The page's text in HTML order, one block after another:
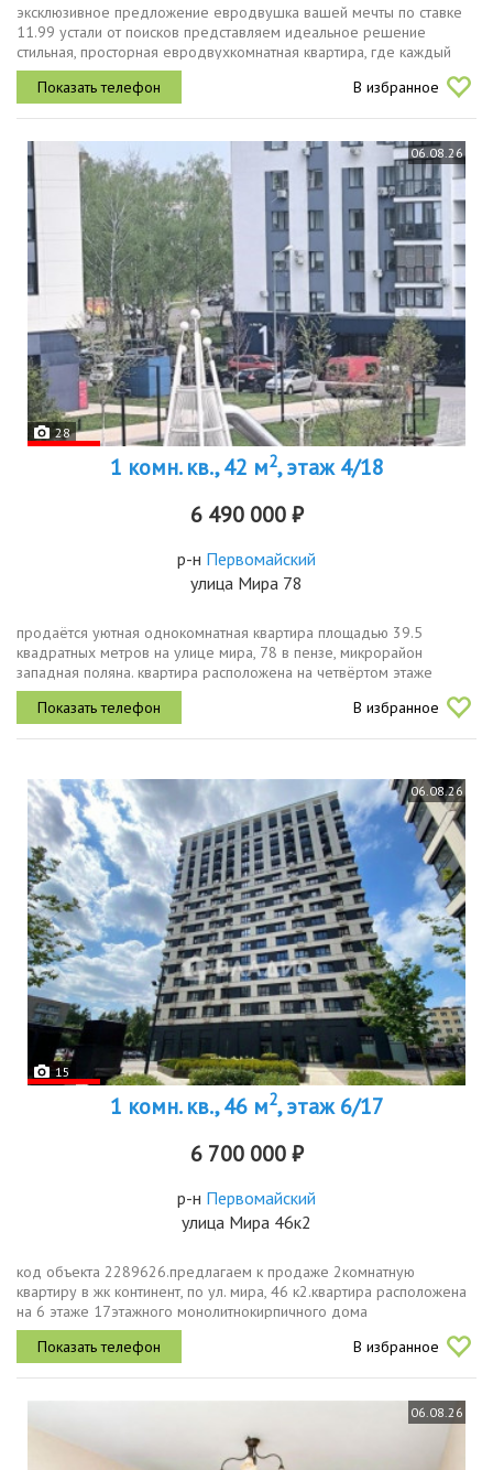
эксклюзивное предложение евродвушка вашей мечты по ставке
11.99 устали от поисков представляем идеальное решение
стильная, просторная евродвухкомнатная квартира, где каждый
уголок создан для вашей комфортной жизни и самое главное это
уникальная...
В избранное
06.08.26
28
1 комн. кв., 42 м2, этаж 4/18
6 490 000 ₽
р-н Первомайский
улица Мира 78
продаётся уютная однокомнатная квартира площадью 39.5
квадратных метров на улице мира, 78 в пензе, микрорайон
западная поляна. квартира расположена на четвёртом этаже
восемнадцатиэтажного монолитного дома, построенного в 2021
году.просторная жилая...
В избранное
06.08.26
15
1 комн. кв., 46 м2, этаж 6/17
6 700 000 ₽
р-н Первомайский
улица Мира 46к2
код объекта 2289626.предлагаем к продаже 2комнатную
квартиру в жк континент, по ул. мира, 46 к2.квартира расположена
на 6 этаже 17этажного монолитнокирпичного дома
бизнескласса.общая площадь квартиры 43,6 кв.м. 2,4 кв.м.
лоджия.комната 17 кв.м....
В избранное
06.08.26